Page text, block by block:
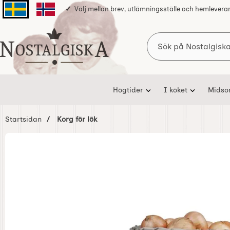
Svenska sidanNorska sidan
Välj mellan brev, utlämningsställe och
Startsidan för Nostalgiska
Sök
Högtider I köket
Startsidan Korg för lök